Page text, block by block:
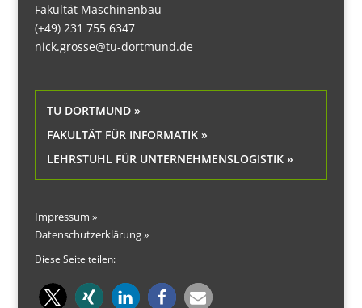
Fakultät Maschinenbau
(+49) 231 755 6347
nick.grosse@tu-dortmund.de
TU DORTMUND »
FAKULTÄT FÜR INFORMATIK »
LEHRSTUHL FÜR UNTERNEHMENSLOGISTIK »
Impressum »
Datenschutzerklärung »
Diese Seite teilen: